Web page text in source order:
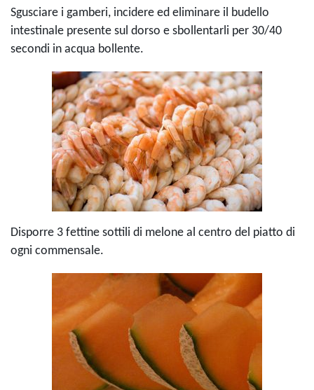
Sgusciare i gamberi, incidere ed eliminare il budello
intestinale presente sul dorso e sbollentarli per 30/40
secondi in acqua bollente.
Disporre 3 fettine sottili di melone al centro del piatto di
ogni commensale.